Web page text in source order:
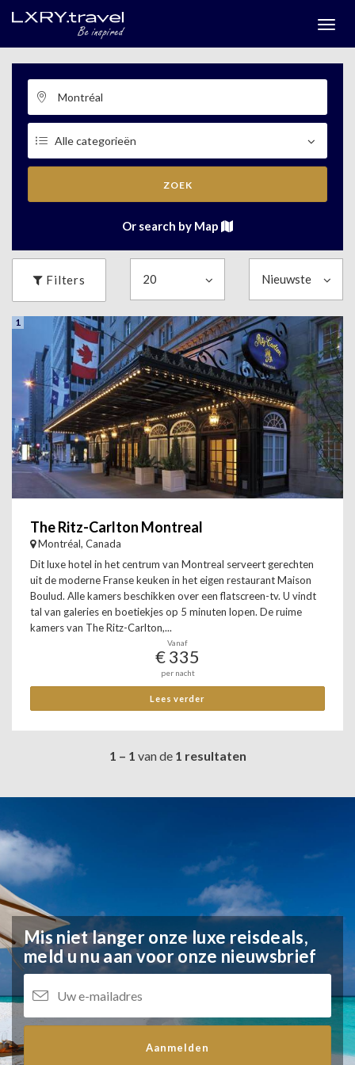
ZOEK
Or search by Map
Filters
1
The Ritz-Carlton Montreal
Montréal, Canada
Dit luxe hotel in het centrum van Montreal serveert gerechten
uit de moderne Franse keuken in het eigen restaurant Maison
Boulud. Alle kamers beschikken over een flatscreen-tv. U vindt
tal van galeries en boetiekjes op 5 minuten lopen. De ruime
kamers van The Ritz-Carlton,...
Vanaf
€ 335
per nacht
Lees verder
1 – 1 van de 1 resultaten
Mis niet langer onze luxe reisdeals,
meld u nu aan voor onze nieuwsbrief
Aanmelden